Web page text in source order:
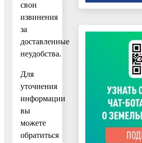
свои
извинения
за
доставленные
неудобства.
Для
уточнения
информации
вы
можете
обратиться